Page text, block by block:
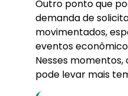
Outro ponto que
demanda de
movimentados,
eventos
Nesses
pode levar mais